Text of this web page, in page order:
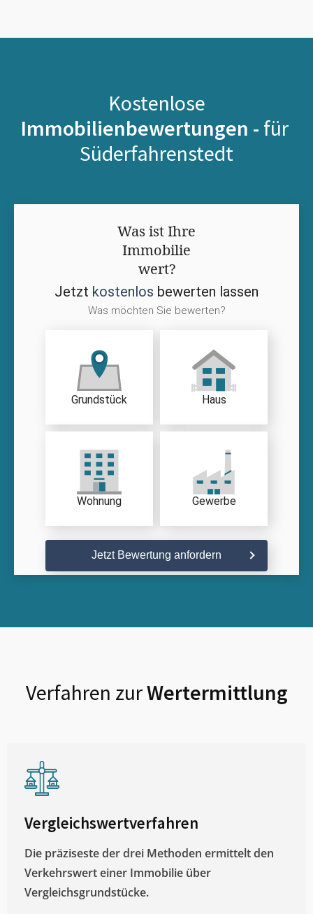
Kostenlose
Immobilienbewertungen - für
Süderfahrenstedt
Was ist Ihre
Immobilie
wert?
Jetzt kostenlos bewerten lassen
Was möchten Sie bewerten?
Grundstück Haus
Wohnung Gewerbe
Jetzt Bewertung anfordern
Verfahren zurWertermittlung
Vergleichswertverfahren
Die präziseste der drei Methoden ermittelt den
Verkehrswert einer Immobilie über
Vergleichsgrundstücke.